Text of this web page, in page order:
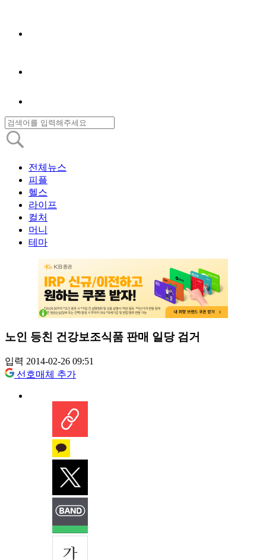
전체뉴스
피플
헬스
라이프
컬처
머니
테마
노인 등친 건강보조식품 판매 일당 검거
입력 2014-02-26 09:51
선호매체 추가